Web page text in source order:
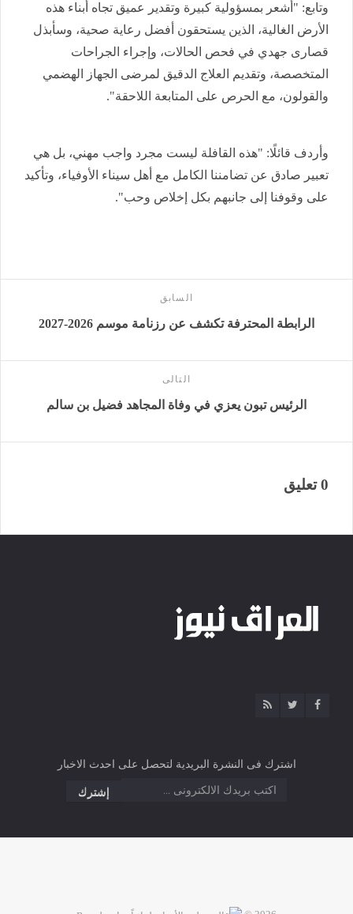
وتابع: "أشعر بمسؤولية كبيرة وتقدير عميق تجاه أبناء هذه
الأرض الغالية، الذين يستحقون أفضل رعاية صحية، وسأبذل
قصارى جهدي في فحص الحالات، وإجراء الجراحات
المتخصصة، وتقديم العلاج الدقيق لمرضى الجهاز الهضمي
والقولون، مع الحرص على المتابعة اللاحقة".
وأردف قائلًا: "هذه القافلة ليست مجرد واجب مهني، بل هي
تعبير صادق عن تضامننا الكامل مع أهل سيناء الأوفياء، وتأكيد
على وقوفنا إلى جانبهم بكل إخلاص وحب".
السابق
الرابطة المحترفة تكشف عن رزنامة موسم 2026-2027
التالى
الرئيس تبون يعزي في وفاة المجاهد فضيل بن سالم
0 تعليق
اشترك فى النشرة البريدية لتحصل على احدث الاخبار